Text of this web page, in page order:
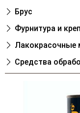
Брус
Фурнитура и
Лакокрасочные
Cредства